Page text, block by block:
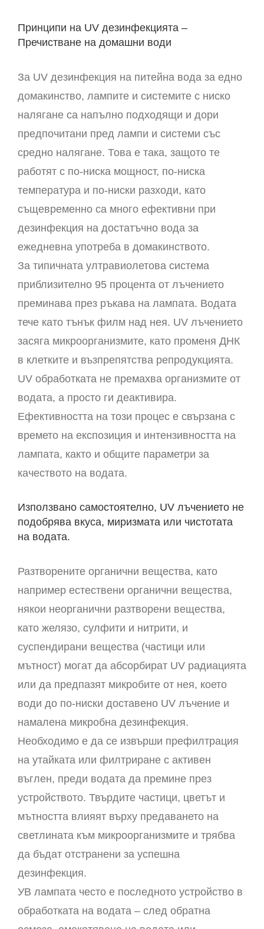
Принципи на UV дезинфекцията –
Пречистване на домашни води
За UV дезинфекция на питейна вода за едно
домакинство, лампите и системите с ниско
налягане са напълно подходящи и дори
предпочитани пред лампи и системи със
средно налягане. Това е така, защото те
работят с по-ниска мощност, по-ниска
температура и по-ниски разходи, като
същевременно са много ефективни при
дезинфекция на достатъчно вода за
ежедневна употреба в домакинството.
За типичната ултравиолетова система
приблизително 95 процента от лъчението
преминава през ръкава на лампата. Водата
тече като тънък филм над нея. UV лъчението
засяга микроорганизмите, като променя ДНК
в клетките и възпрепятства репродукцията.
UV обработката не премахва организмите от
водата, а просто ги деактивира.
Ефективността на този процес е свързана с
времето на експозиция и интензивността на
лампата, както и общите параметри за
качеството на водата.
Използвано самостоятелно, UV лъчението не
подобрява вкуса, миризмата или чистотата
на водата.
Разтворените органични вещества, като
например естествени органични вещества,
някои неорганични разтворени вещества,
като желязо, сулфити и нитрити, и
суспендирани вещества (частици или
мътност) могат да абсорбират UV радиацията
или да предпазят микробите от нея, което
води до по-ниски доставено UV лъчение и
намалена микробна дезинфекция.
Необходимо е да се извърши префилтрация
на утайката или филтриране с активен
въглен, преди водата да премине през
устройството. Твърдите частици, цветът и
мътността влияят върху предаването на
светлината към микроорганизмите и трябва
да бъдат отстранени за успешна
дезинфекция.
УВ лампата често е последното устройство в
обработката на водата – след обратна